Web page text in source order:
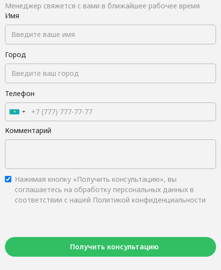
Менеджер свяжется с вами в ближайшее рабочее время
Имя
Город
Телефон
Комментарий
Нажимая кнопку «Получить консультацию», вы
соглашаетесь на обработку персональных данных в
соответствии с нашей Политикой конфиденциальности